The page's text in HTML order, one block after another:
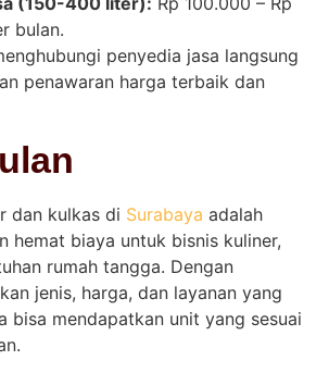
bulan.
penyedia jasa langsung
penawaran harga terbaik dan
dan kulkas di Surabaya adalah
hemat biaya untuk bisnis kuliner,
rumah tangga. Dengan
jenis, harga, dan layanan yang
bisa mendapatkan unit yang sesuai